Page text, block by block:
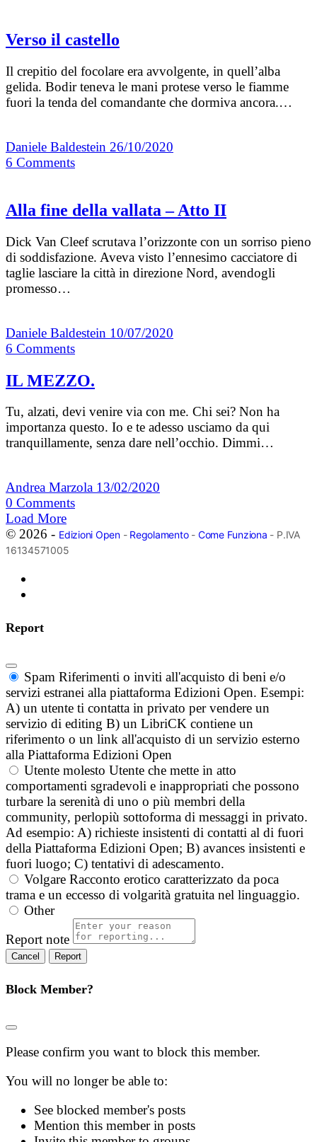
Verso il castello
Il crepitio del focolare era avvolgente, in quell’alba
gelida. Bodir teneva le mani protese verso le fiamme
fuori la tenda del comandante che dormiva ancora.…
Daniele Baldestein 26/10/2020
6 Comments
Alla fine della vallata – Atto II
Dick Van Cleef scrutava l’orizzonte con un sorriso pieno
di soddisfazione. Aveva visto l’ennesimo cacciatore di
taglie lasciare la città in direzione Nord, avendogli
promesso…
Daniele Baldestein 10/07/2020
6 Comments
IL MEZZO.
Tu, alzati, devi venire via con me. Chi sei? Non ha
importanza questo. Io e te adesso usciamo da qui
tranquillamente, senza dare nell’occhio. Dimmi…
Andrea Marzola 13/02/2020
0 Comments
Load More
© 2026 - Edizioni Open- Regolamento- Come Funziona - P.IVA
16134571005
Report
Spam Riferimenti o inviti all'acquisto di beni e/o
servizi estranei alla piattaforma Edizioni Open. Esempi:
A) un utente ti contatta in privato per vendere un
servizio di editing B) un LibriCK contiene un
riferimento o un link all'acquisto di un servizio esterno
alla Piattaforma Edizioni Open
Utente molesto Utente che mette in atto
comportamenti sgradevoli e inappropriati che possono
turbare la serenità di uno o più membri della
community, perlopiù sottoforma di messaggi in privato.
Ad esempio: A) richieste insistenti di contatti al di fuori
della Piattaforma Edizioni Open; B) avances insistenti e
fuori luogo; C) tentativi di adescamento.
Volgare Racconto erotico caratterizzato da poca
trama e un eccesso di volgarità gratuita nel linguaggio.
Other
Report note
Report
Block Member?
Please confirm you want to block this member.
You will no longer be able to:
See blocked member's posts
Mention this member in posts